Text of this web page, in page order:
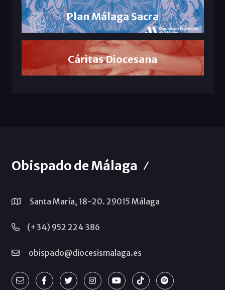
Plan Málaga Sacra
Cáritas Diocesana
Obispado de Málaga
Santa María, 18-20. 29015 Málaga
(+34) 952 224 386
obispado@diocesismalaga.es